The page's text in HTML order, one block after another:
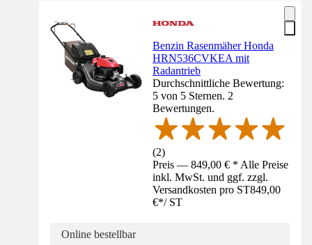
Benzin Rasenmäher Honda
HRN536CVKEA mit
Radantrieb
Durchschnittliche Bewertung:
5 von 5 Sternen. 2
Bewertungen.
(2)
Preis — 849,00 € * Alle Preise
inkl. MwSt. und ggf. zzgl.
Versandkosten pro ST849,00
€*/ ST
Online bestellbar